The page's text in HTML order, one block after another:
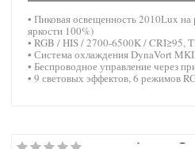
• Пиковая освещенность 2010Lux
яркости 100%)
• RGB / HIS / 2700-6500K / CRI≥95,
• Система охлаждения DynaVort
• Беспроводное управление через
• 9 световых эффектов, 6 режимов